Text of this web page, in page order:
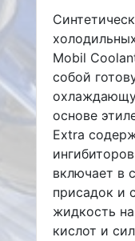
Mobil
собой
основе
Extra
включает в
присадок и
жидкость
кислот и